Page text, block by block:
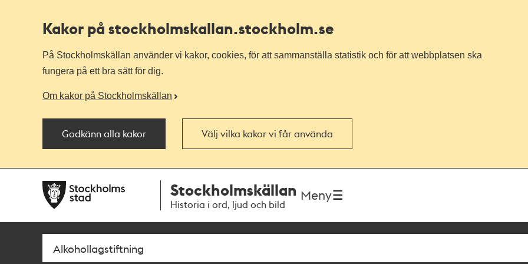
Kakor på stockholmskallan.stockholm.se
På Stockholmskällan använder vi kakor, cookies, för att sammanställa statistik och för att webbplatsen ska
fungera på ett bra sätt för dig.
Om kakor på Stockholmskällan
Godkänn alla kakor Välj vilka kakor vi får använda
navigationen
huvudinnehållet
Stockholmskällan
Historia i ord, ljud och bild
Meny
Sök